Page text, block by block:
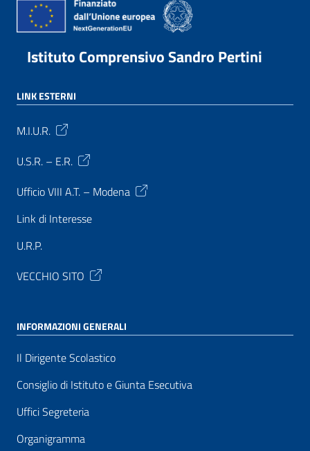
Istituto Comprensivo Sandro Pertini
LINK ESTERNI
M.I.U.R.
U.S.R. – E.R.
Ufficio VIII A.T. – Modena
Link di Interesse
U.R.P.
VECCHIO SITO
INFORMAZIONI GENERALI
Il Dirigente Scolastico
Consiglio di Istituto e Giunta Esecutiva
Uffici Segreteria
Organigramma